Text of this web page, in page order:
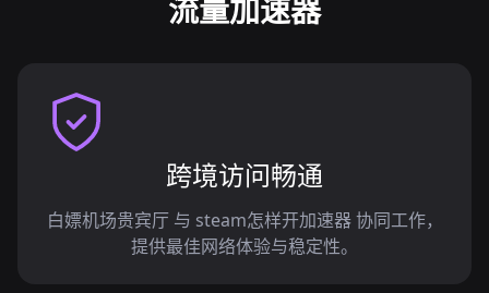
流量加速器
跨境访问畅通
白嫖机场贵宾厅 与 steam怎样开加速器 协同工作，
提供最佳网络体验与稳定性。